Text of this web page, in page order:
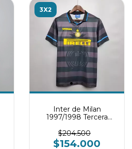
3X2
Inter de Milan
1997/1998 Tercera
$204.500
$154.000